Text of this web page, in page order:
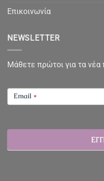
Επικοινωνία
NEWSLETTER
Μάθετε πρώτοι για τα νέα
NEWSLETTER
Email *